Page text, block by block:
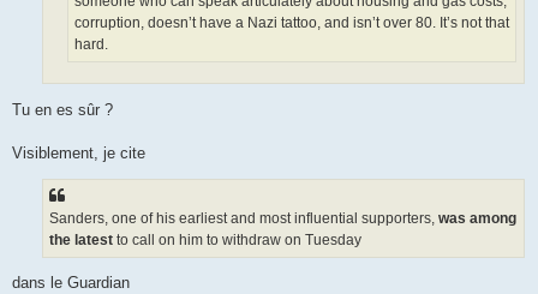
corruption, doesn’t have a Nazi tattoo, and isn’t over 80. It’s not that
hard.
Tu en es sûr ?
Visiblement, je cite
Sanders, one of his earliest and most influential supporters, was among
the latest to call on him to withdraw on Tuesday
dans le Guardian